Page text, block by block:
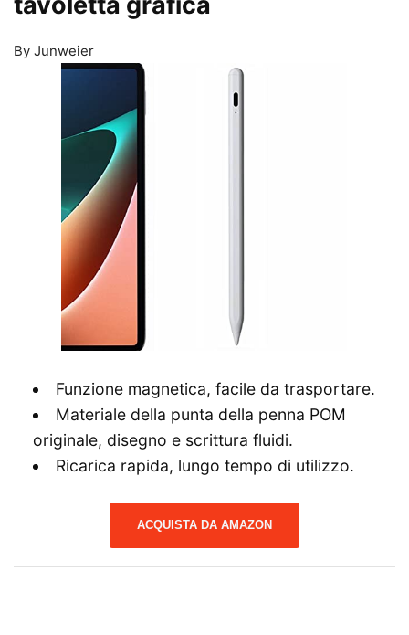
By Junweier
Funzione magnetica, facile da trasportare.
Materiale della punta della penna POM
originale, disegno e scrittura fluidi.
Ricarica rapida, lungo tempo di utilizzo.
ACQUISTA DA AMAZON